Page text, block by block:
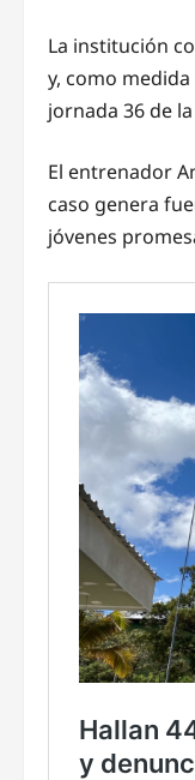
La institución
y, como
jornada 36 de
El entrenador
caso genera
jóvenes